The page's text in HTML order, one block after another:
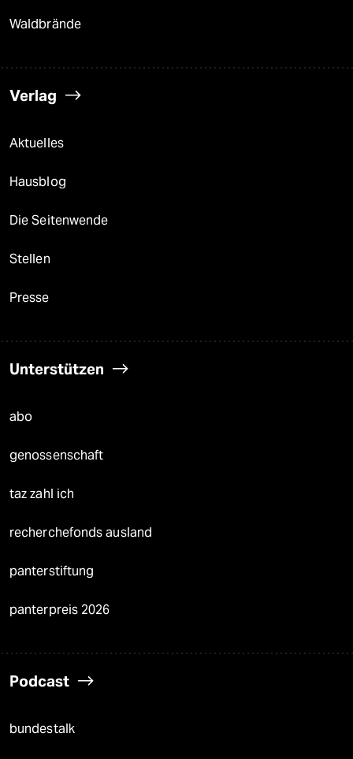
Waldbrände
Verlag
Aktuelles
Hausblog
Die Seitenwende
Stellen
Presse
Unterstützen
abo
genossenschaft
taz zahl ich
recherchefonds ausland
panterstiftung
panterpreis 2026
Podcast
bundestalk